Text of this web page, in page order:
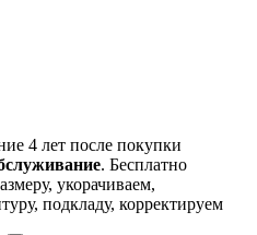
4 лет после покупки
. Бесплатно
укорачиваем,
подкладу, корректируем